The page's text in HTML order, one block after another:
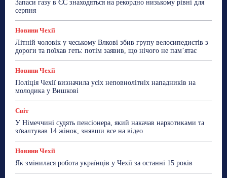
ТехноМанія
Топ-новини Фоторепортаж
Запаси газу в ЄС знаходяться на рекордно низькому рівні для
серпня
Новини Чехії
Літній чоловік у чеському Влкові збив групу велосипедистів з
дороги та поїхав геть: потім заявив, що нічого не пам’ятає
Новини Чехії
Поліція Чехії визначила усіх неповнолітніх нападників на
молодика у Вишкові
Світ
У Німеччині судять пенсіонера, який накачав наркотиками та
зґвалтував 14 жінок, знявши все на відео
Новини Чехії
Як змінилася робота українців у Чехії за останні 15 років